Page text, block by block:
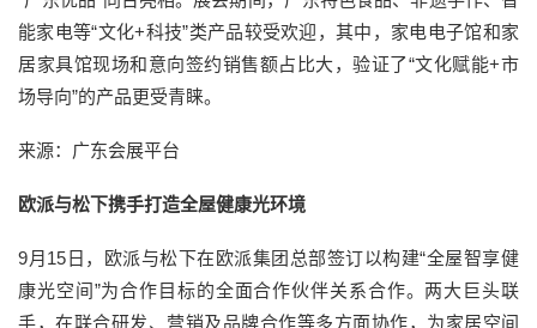
能家电等“文化+科技”类产品较受欢迎，其中，家电电子馆和家
居家具馆现场和意向签约销售额占比大，验证了“文化赋能+市
场导向”的产品更受青睐。
来源：广东会展平台
欧派与松下携手打造全屋健康光环境
9月15日，欧派与松下在欧派集团总部签订以构建“全屋智享健
康光空间”为合作目标的全面合作伙伴关系合作。两大巨头联
手，在联合研发、营销及品牌合作等多方面协作，为家居空间